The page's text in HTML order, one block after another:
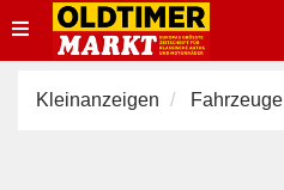
Toggle
navigation
Kleinanzeigen Fahrzeuge